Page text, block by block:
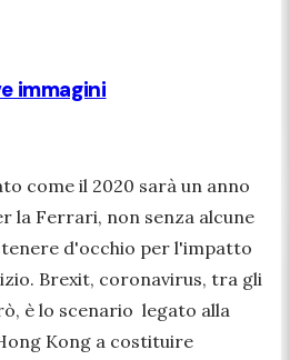
immagini
come il 2020 sarà un anno
la Ferrari, non senza alcune
d'occhio per l'impatto
Brexit, coronavirus, tra gli
è lo scenario legato alla
Kong a costituire